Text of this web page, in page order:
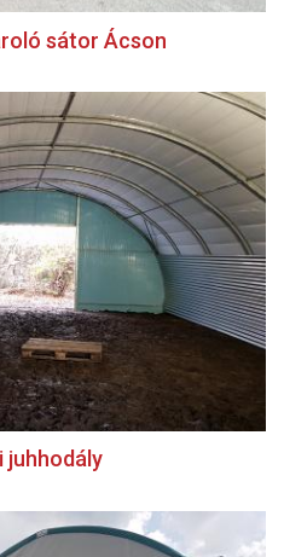
sátor Ácson
juhhodály